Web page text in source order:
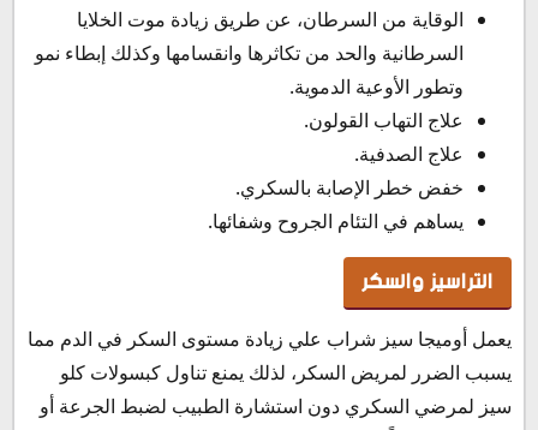
الوقاية من السرطان، عن طريق زيادة موت الخلايا
السرطانية والحد من تكاثرها وانقسامها وكذلك إبطاء نمو
وتطور الأوعية الدموية.
علاج التهاب القولون.
علاج الصدفية.
خفض خطر الإصابة بالسكري.
يساهم في التئام الجروح وشفائها.
التراسيز والسكر
يعمل أوميجا سيز شراب علي زيادة مستوى السكر في الدم مما
يسبب الضرر لمريض السكر، لذلك يمنع تناول كبسولات كلو
سيز لمرضي السكري دون استشارة الطبيب لضبط الجرعة أو